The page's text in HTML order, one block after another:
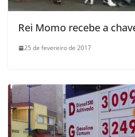
Rei Momo recebe a
25 de fevereiro de 2017